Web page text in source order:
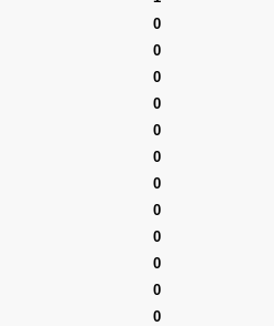
0
0
0
0
0
0
0
0
0
0
0
0